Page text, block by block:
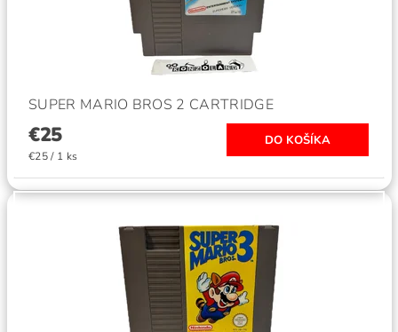
SUPER MARIO BROS 2 CARTRIDGE
€25
€25 / 1 ks